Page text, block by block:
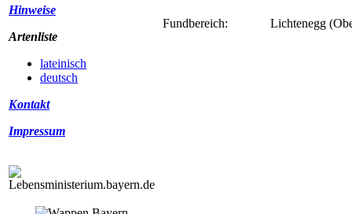
Hinweise
Artenliste
lateinisch
deutsch
Kontakt
Impressum
Fundbereich: Lichtenegg